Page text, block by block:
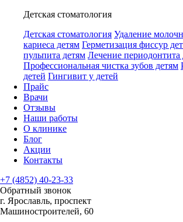
Детская стоматология
Детская стоматология Удаление
кариеса детям Герметизация фиссур
пульпита детям Лечение периодонтита
Профессиональная чистка зубов детям
детей Гингивит у детей
Прайс
Врачи
Отзывы
Наши работы
О клинике
Блог
Акции
Контакты
+7 (4852) 40-23-33
Обратный звонок
г. Ярославль, проспект
Машиностроителей, 60